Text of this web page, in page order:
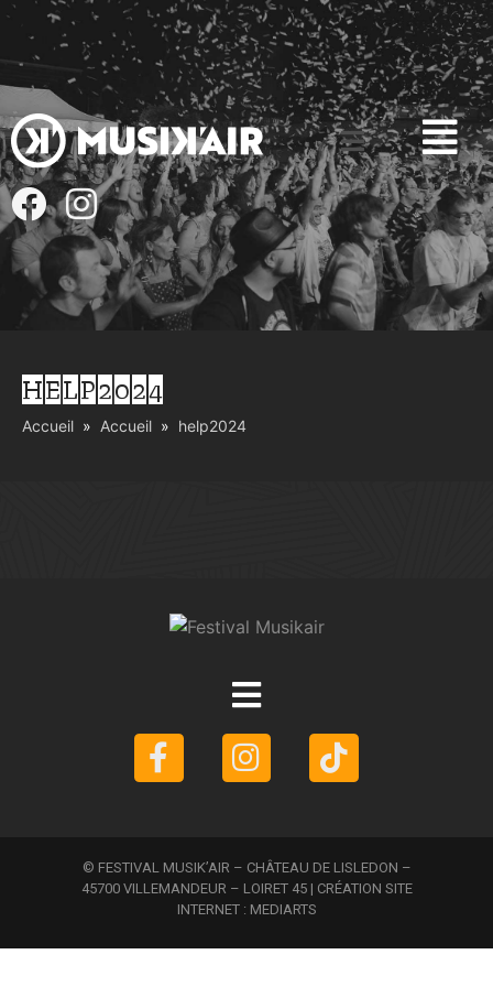
HELP2024
Accueil Accueil help2024
© FESTIVAL MUSIK’AIR – CHÂTEAU DE LISLEDON –
45700 VILLEMANDEUR – LOIRET 45 | CRÉATION SITE
INTERNET : MEDIARTS